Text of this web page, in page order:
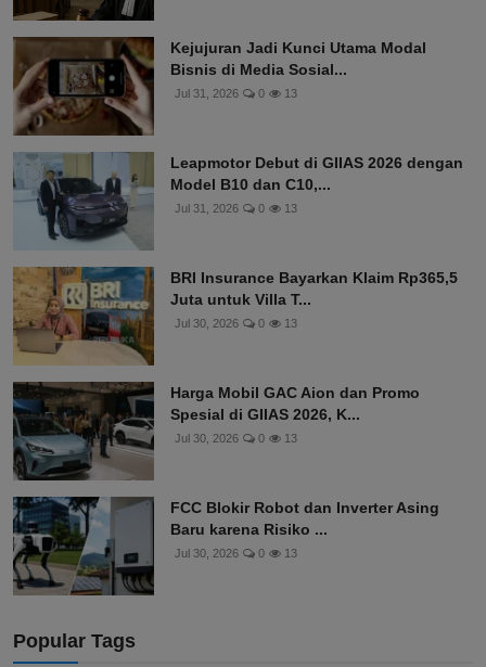
Kejujuran Jadi Kunci Utama Modal
Bisnis di Media Sosial...
Jul 31, 2026 0 13
Leapmotor Debut di GIIAS 2026 dengan
Model B10 dan C10,...
Jul 31, 2026 0 13
BRI Insurance Bayarkan Klaim Rp365,5
Juta untuk Villa T...
Jul 30, 2026 0 13
Harga Mobil GAC Aion dan Promo
Spesial di GIIAS 2026, K...
Jul 30, 2026 0 13
FCC Blokir Robot dan Inverter Asing
Baru karena Risiko ...
Jul 30, 2026 0 13
Popular Tags